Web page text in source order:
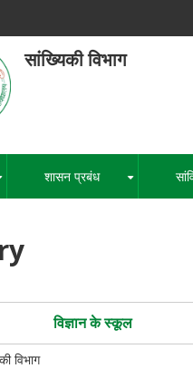
सांख्यिकी विभाग
एक
शासन प्रबंध
विज्ञान के स्कूल
विभाग